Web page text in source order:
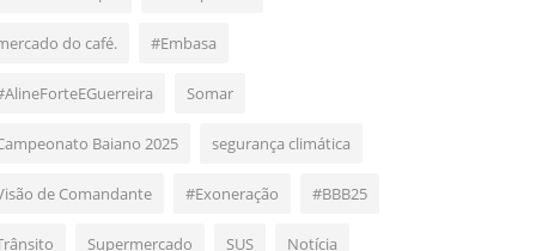
do café. #Embasa
Somar
Baiano 2025 segurança climática
de Comandante #Exoneração #BBB25
Supermercado SUS Notícia